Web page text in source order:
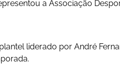
a Associação
liderado por André